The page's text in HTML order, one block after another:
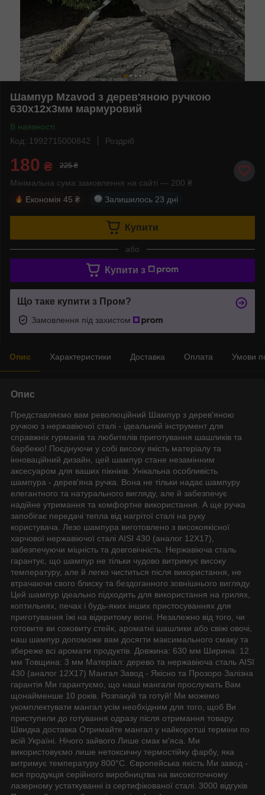
Шампур Mzavod з дерев'яною ручкою
630х12х3мм мармуровий
В наявності
Код: 1992715000842
Роздріб
180 ₴ 225 ₴
Мінімальна сума замовлення на сайті — 200 ₴
Економія 45 ₴ Залишилось 23 дні
Купити
або
Купити з
Що таке купити з Пром?
Замовлення під захистом
Опис Характеристики Доставка Оплата Умови
Опис
Представляємо вам революційний Шампур з дерев'яною
ручкою з нержавіючої сталі - ідеальний інструмент для
справжніх гурманів та любителів приготування шашликів та
барбекю! Поєднуючи у собі високу якість матеріалу та
інноваційний дизайн, цей шампур стане незамінним
аксесуаром для ваших пікніків. Унікальна особливість
шампура - дерев'яна ручка. Вона не тільки надає шампуру
елегантного та натурального вигляду, але й забезпечує
надійне утримання та комфортне використання. А ще ручка
запобігає передачі тепла від нагрітої сталі на руку
користувача. Лезо шампура виготовлено з високоякісної
харчової нержавіючої сталі AISI 430 (аналог 12Х17),
забезпечуючи міцність та довговічність. Нержавіюча сталь
гарантує, що шампур не тільки чудово витримує високу
температуру, але й легко чиститься після використання, не
втрачаючи свого блиску та бездоганного зовнішнього вигляду.
Цей шампур ідеально підходить для використання на грилях,
коптильнях, печах і будь-яких інших пристосуваннях для
приготування їжі на відкритому вогні. Незалежно від того, чи
готовите ви соковиту стейк, ароматні шашлики або свіжі овочі,
наш шампур допоможе вам досягти максимального смаку та
збереже всі аромати продуктів. Довжина: 630 мм Ширина: 12
мм Товщина: 3 мм Матеріал: дерево та нержавіюча сталь AISI
430 (аналог 12Х17) Мангал Завод - Якісно та Прозоро Залізна
гарантія Ми гарантуємо, що наші мангали прослужать Вам
щонайменше 10 років. Розпакуй та готуй! Ми можемо
укомплектувати мангал усім необхідним для того, щоб Ви
приступили до готування одразу після отримання товару.
Швидка доставка Отримайте мангал у найкоротші терміни по
всій Україні. Нічого зайвого Лише смак м'яса. Ми
використовуємо лише нетоксичну термостійку фарбу, яка
витримує температуру 800°С. Європейська якість Ми завод -
вся продукція серійного виробництва на високоточному
лазерному устаткуванні із сертифікованої сталі. 3000 відгуків